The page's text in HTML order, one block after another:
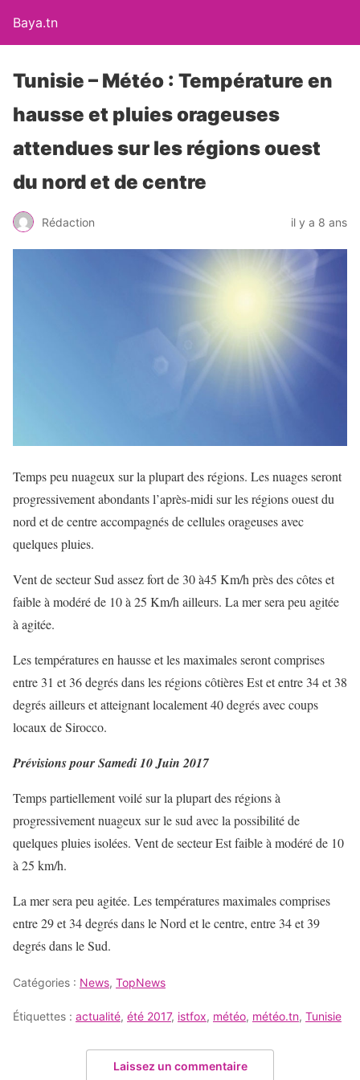
Baya.tn
Tunisie – Météo : Température en
hausse et pluies orageuses
attendues sur les régions ouest
du nord et de centre
Rédaction il y a 8 ans
Temps peu nuageux sur la plupart des régions. Les nuages seront
progressivement abondants l’après-midi sur les régions ouest du
nord et de centre accompagnés de cellules orageuses avec
quelques pluies.
Vent de secteur Sud assez fort de 30 à45 Km/h près des côtes et
faible à modéré de 10 à 25 Km/h ailleurs. La mer sera peu agitée
à agitée.
Les températures en hausse et les maximales seront comprises
entre 31 et 36 degrés dans les régions côtières Est et entre 34 et 38
degrés ailleurs et atteignant localement 40 degrés avec coups
locaux de Sirocco.
Prévisions pour Samedi 10 Juin 2017
Temps partiellement voilé sur la plupart des régions à
progressivement nuageux sur le sud avec la possibilité de
quelques pluies isolées. Vent de secteur Est faible à modéré de 10
à 25 km/h.
La mer sera peu agitée. Les températures maximales comprises
entre 29 et 34 degrés dans le Nord et le centre, entre 34 et 39
degrés dans le Sud.
Catégories : News, TopNews
Étiquettes : actualité, été 2017, istfox, météo, météo.tn, Tunisie
Laissez un commentaire